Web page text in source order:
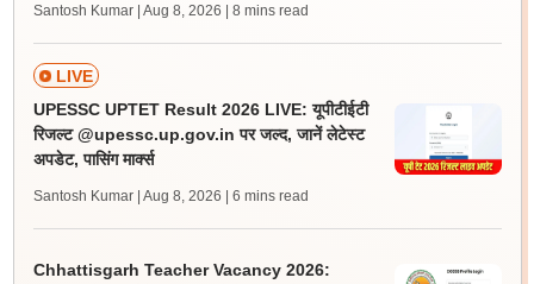
Santosh Kumar | Aug 8, 2026 | 8 mins read
LIVE
UPESSC UPTET Result 2026 LIVE: यूपीटीईटी
रिजल्ट @upessc.up.gov.in पर जल्द, जानें लेटेस्ट
अपडेट, पासिंग मार्क्स
Santosh Kumar | Aug 8, 2026 | 6 mins read
Chhattisgarh Teacher Vacancy 2026: